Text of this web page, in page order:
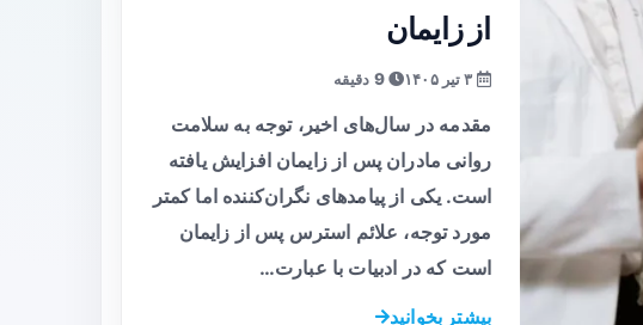
از زایمان
9 دقیقه
مقدمه در سال‌های اخیر، توجه به سلامت
روانی مادران پس از زایمان افزایش یافته
است. یکی از پیامدهای نگران‌کننده اما کمتر
مورد توجه، علائم استرس پس از زایمان
است که در ادبیات با عبارت…
بیشتر بخوانید